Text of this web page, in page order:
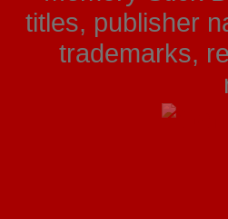
titles, publisher
trademarks,